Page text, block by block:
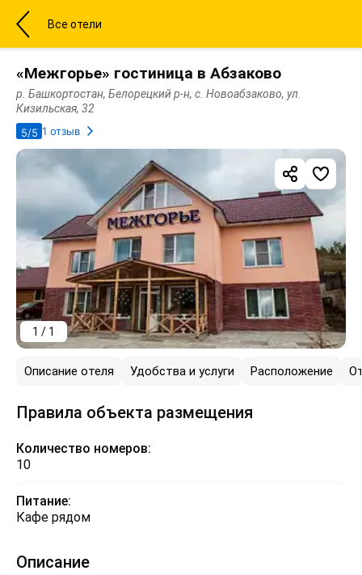
Все отели
«Межгорье» гостиница в Абзаково
р. Башкортостан, Белорецкий р-н, с. Новоабзаково, ул.
Кизильская, 32
5/5 1 отзыв
1 / 1
Описание отеля Удобства и услуги Расположение
Правила объекта размещения
Количество номеров:
10
Питание:
Кафе рядом
Описание